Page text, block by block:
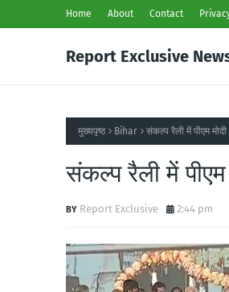
Home About Contact
Report Exclusive
मुख्यपृष्ठ Bihar संकल्प रैली में पीएम
संकल्प रैली में पीएम
Report Exclusive 2:44 pm